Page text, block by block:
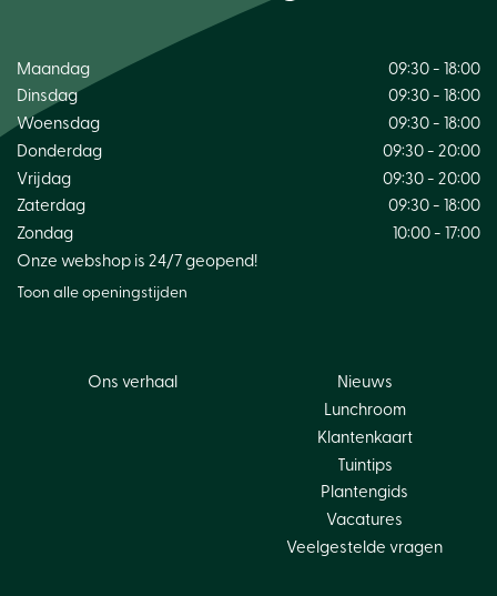
Maandag
09:30 - 18:00
Dinsdag
09:30 - 18:00
Woensdag
09:30 - 18:00
Donderdag
09:30 - 20:00
Vrijdag
09:30 - 20:00
Zaterdag
09:30 - 18:00
Zondag
10:00 - 17:00
Onze webshop is 24/7 geopend!
Toon alle openingstijden
Ons verhaal
Nieuws
Lunchroom
Klantenkaart
Tuintips
Plantengids
Vacatures
Veelgestelde vragen